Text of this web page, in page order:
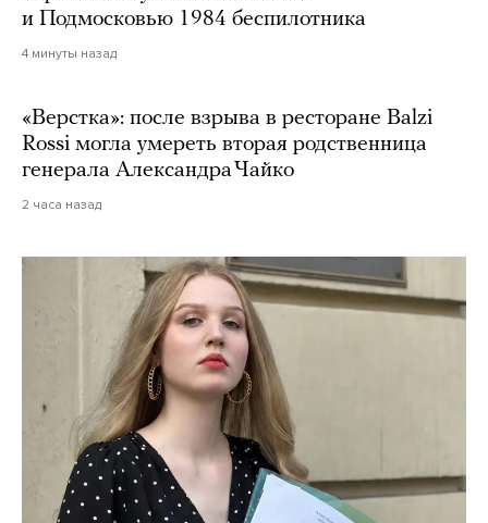
и Подмосковью 1984 беспилотника
4 минуты назад
«Верстка»: после взрыва в ресторане Balzi
Rossi могла умереть вторая родственница
генерала Александра Чайко
2 часа назад